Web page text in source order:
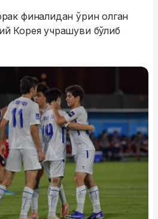
финалидан ўрин олган
Корея учрашуви бўлиб